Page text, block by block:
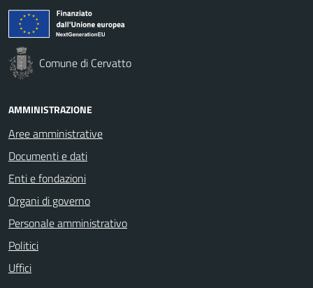
Comune di Cervatto
AMMINISTRAZIONE
Aree amministrative
Documenti e dati
Enti e fondazioni
Organi di governo
Personale amministrativo
Politici
Uffici